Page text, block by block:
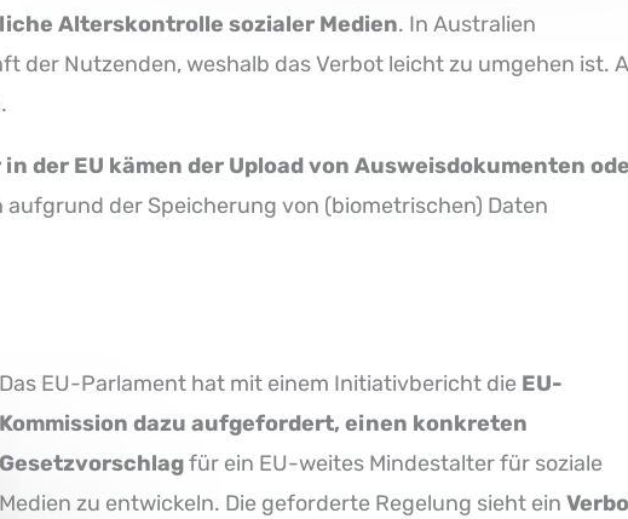
Alterskontrolle sozialer Medien. In Australien
der Nutzenden, weshalb das Verbot leicht zu umgehen ist.
der EU kämen der Upload von Ausweisdokumenten
aufgrund der Speicherung von (biometrischen) Daten
Das EU-Parlament hat mit einem Initiativbericht die EU-
Kommission dazu aufgefordert, einen konkreten
Gesetzvorschlagfür ein EU-weites Mindestalter für soziale
Medien zu entwickeln. Die geforderte Regelung sieht ein